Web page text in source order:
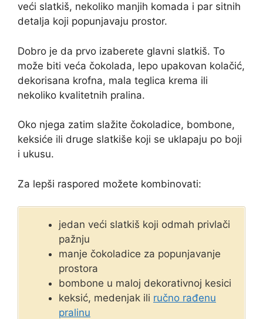
veći slatkiš, nekoliko manjih komada i par sitnih
detalja koji popunjavaju prostor.
Dobro je da prvo izaberete glavni slatkiš. To
može biti veća čokolada, lepo upakovan kolačić,
dekorisana krofna, mala teglica krema ili
nekoliko kvalitetnih pralina.
Oko njega zatim slažite čokoladice, bombone,
keksiće ili druge slatkiše koji se uklapaju po boji
i ukusu.
Za lepši raspored možete kombinovati:
jedan veći slatkiš koji odmah privlači
pažnju
manje čokoladice za popunjavanje
prostora
bombone u maloj dekorativnoj kesici
keksić, medenjak ili ručno rađenu
pralinu